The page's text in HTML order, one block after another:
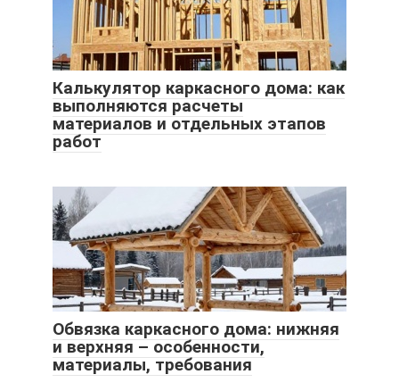
Калькулятор каркасного дома: как
выполняются расчеты
материалов и отдельных этапов
работ
Обвязка каркасного дома: нижняя
и верхняя – особенности,
материалы, требования